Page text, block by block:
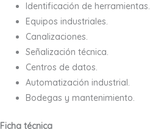
Identificación de herramientas.
Equipos industriales.
Canalizaciones.
Señalización técnica.
Centros de datos.
Automatización industrial.
Bodegas y mantenimiento.
Ficha técnica